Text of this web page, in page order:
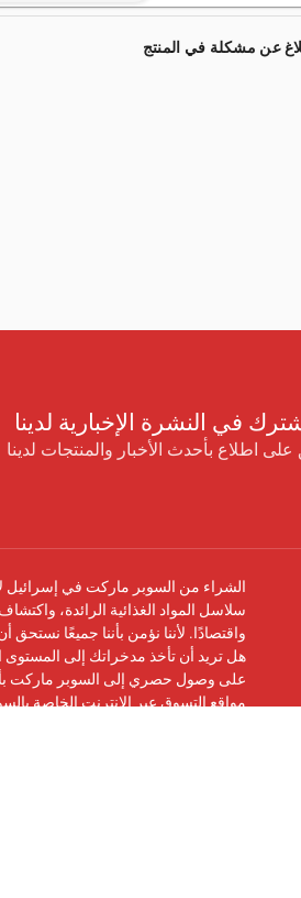
عن مشكلة في المنتج
في النشرة الإخبارية لدينا
على اطلاع بأحدث الأخبار والمنتجات لدينا
الشراء من السوبر ماركت في إسرائيل
سلاسل المواد الغذائية الرائدة،
واقتصادًا. لأننا نؤمن بأننا جميعًا
هل تريد أن تأخذ مدخراتك إلى المستوى
على وصول حصري إلى السوبر ماركت
مواقع التسوق عبر الإنترنت الخاصة